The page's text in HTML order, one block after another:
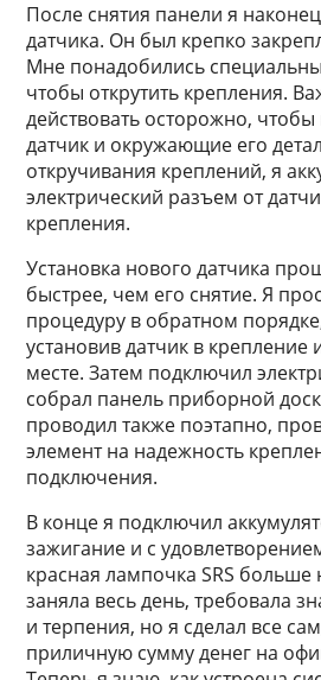
После снятия панели я
датчика. Он был крепко
Мне понадобились
чтобы открутить крепления.
действовать осторожно,
датчик и окружающие его
откручивания креплений, я
электрический разъем от
крепления.
Установка нового датчика
быстрее, чем его снятие. Я
процедуру в обратном
установив датчик в крепление
месте. Затем подключил
собрал панель приборной
проводил также поэтапно,
элемент на надежность
подключения.
В конце я подключил
зажигание и с
красная лампочка SRS больше
заняла весь день, требовала
и терпения, но я сделал все
приличную сумму денег на